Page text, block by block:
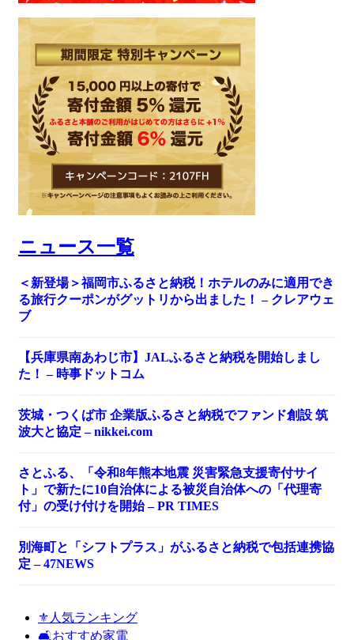
ニュース一覧
＜新登場＞福岡市ふるさと納税！ホテルのみに適用でき
る旅行クーポンがグットリから出ました！ – クレアウェ
ブ
【兵庫県南あわじ市】JALふるさと納税を開始しまし
た！ – 時事ドットコム
茨城・つくば市 企業版ふるさと納税でファンド創設 筑
波大と協定 – nikkei.com
さとふる、「令和8年熊本地震 災害緊急支援寄付サイ
ト」で新たに10自治体による被災自治体への「代理寄
付」の受け付けを開始 – PR TIMES
別海町と「シフトプラス」がふるさと納税で包括連携協
定 – 47NEWS
⚜️人気ランキング
🛋️おすすめ家電